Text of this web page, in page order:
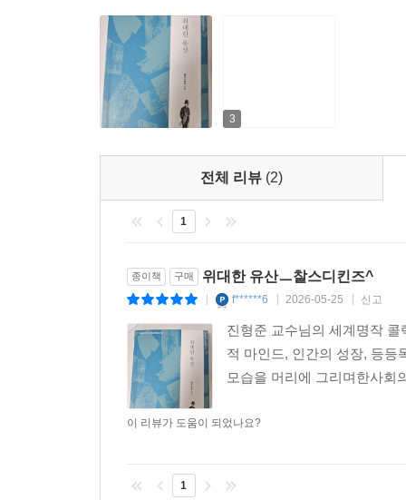
각 작품마다 시작 부분에 작가와 작품에 관한 다
작품은 어떤 의미와 가치를 가지고 있는지 음미할
· 이해의 폭과 깊이를 더해주는 흥미진진한 자료와
본문 중간중간에 작품 속 등장인물이나 주제, 맥
더 많은 것을 알아보고 생각해볼 수 있도록 돕는다.
· 오늘을 살아가는 데 힘과 지혜를 주는 작품 해설
각 작품별 해설은 해당 작품의 주제와 시대배경,
연관된 문제를 다양하고 폭넓은 관점에서 바라볼
기르도록 이끌어준다.
3
전체 리뷰 (2)
1
종이책 구매 위대한 유산ㅡ찰스디킨즈^
f******6 2026-05-25 신고
진형준 교수님의 세계명작
적 마인드, 인간의 성장, 등등
모습을 머리에 그리며한사회
이 리뷰가 도움이 되었나요?
1